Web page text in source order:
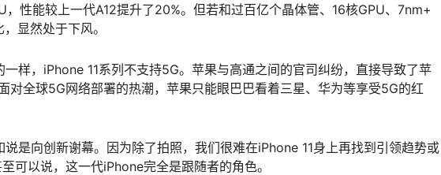
，性能较上一代A12提升了20%。但若和过百亿个晶体管、16核GPU、7nm+
显然处于下风。
一样，iPhone 11系列不支持5G。苹果与高通之间的官司纠纷，直接导致了苹
对全球5G网络部署的热潮，苹果只能眼巴巴看着三星、华为等享受5G的红
是向创新谢幕。因为除了拍照，我们很难在iPhone 11身上再找到引领趋势或
可以说，这一代iPhone完全是跟随者的角色。